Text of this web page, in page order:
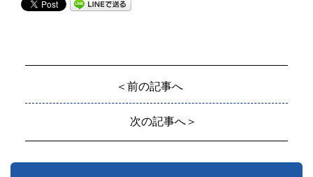
＜前の記事へ
次の記事へ＞